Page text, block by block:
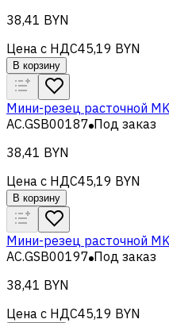
38,41 BYN
Цена с НДС45,19 BYN
В корзину
Мини-резец расточной
AC.GSB00187 Под заказ
38,41 BYN
Цена с НДС45,19 BYN
В корзину
Мини-резец расточной
AC.GSB00197 Под заказ
38,41 BYN
Цена с НДС45,19 BYN